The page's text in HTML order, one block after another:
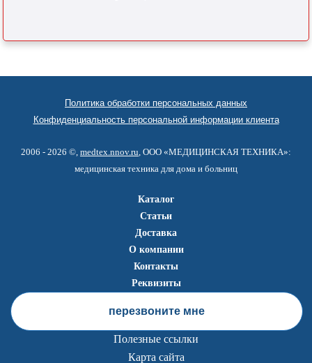
Политика обработки персональных данных
Конфиденциальность персональной информации клиента
2006 - 2026 ©, medtex.nnov.ru , ООО «МЕДИЦИНСКАЯ ТЕХНИКА»:
медицинская техника для дома и больниц
Каталог
Статьи
Доставка
О компании
Контакты
Реквизиты
перезвоните мне
Полезные ссылки
Карта сайта